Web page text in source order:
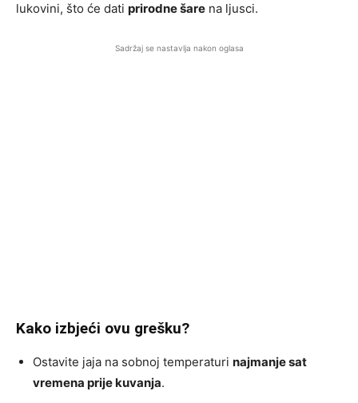
lukovini, što će dati prirodne šare na ljusci.
Sadržaj se nastavlja nakon oglasa
Kako izbjeći ovu grešku?
Ostavite jaja na sobnoj temperaturi najmanje sat
vremena prije kuvanja.